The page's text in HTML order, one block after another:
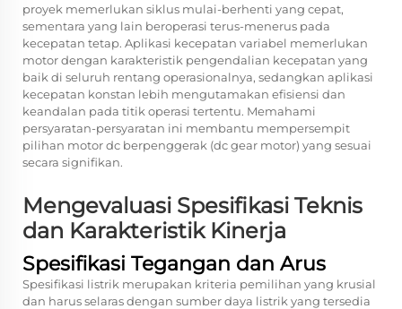
proyek memerlukan siklus mulai-berhenti yang cepat,
sementara yang lain beroperasi terus-menerus pada
kecepatan tetap. Aplikasi kecepatan variabel memerlukan
motor dengan karakteristik pengendalian kecepatan yang
baik di seluruh rentang operasionalnya, sedangkan aplikasi
kecepatan konstan lebih mengutamakan efisiensi dan
keandalan pada titik operasi tertentu. Memahami
persyaratan-persyaratan ini membantu mempersempit
pilihan motor dc berpenggerak (dc gear motor) yang sesuai
secara signifikan.
Mengevaluasi Spesifikasi Teknis
dan Karakteristik Kinerja
Spesifikasi Tegangan dan Arus
Spesifikasi listrik merupakan kriteria pemilihan yang krusial
dan harus selaras dengan sumber daya listrik yang tersedia